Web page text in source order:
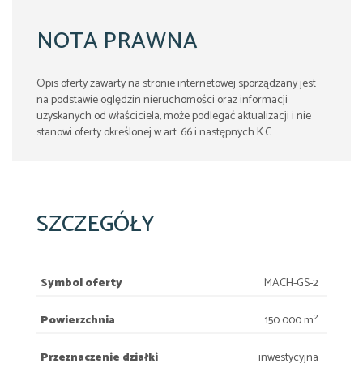
NOTA PRAWNA
Opis oferty zawarty na stronie internetowej sporządzany jest
na podstawie oględzin nieruchomości oraz informacji
uzyskanych od właściciela, może podlegać aktualizacji i nie
stanowi oferty określonej w art. 66 i następnych K.C.
SZCZEGÓŁY
Symbol oferty
MACH-GS-2
Powierzchnia
150 000 m²
Przeznaczenie działki
inwestycyjna